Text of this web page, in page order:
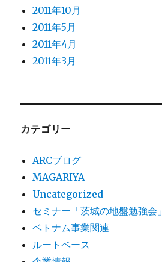
2011年10月
2011年5月
2011年4月
2011年3月
カテゴリー
ARCブログ
MAGARIYA
Uncategorized
セミナー「茨城の地盤勉強会」
ベトナム事業関連
ルートベース